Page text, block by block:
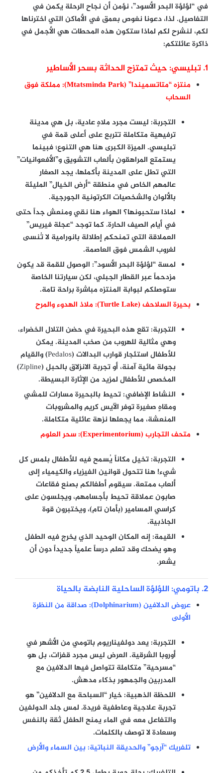
في “لؤلؤة البحر الأسود”، نؤمن أن نجاح الرحلة يكمن في
التفاصيل. لذا، دعونا نغوص بعمق في الأماكن التي اخترناها
لكم، لنشرح لكم لماذا ستكون هذه المحطات هي الأجمل في
ذاكرة عائلتكم:
1. تبليسي: حيث تمتزج الحداثة بسحر الأساطير
منتزه “متاتسميندا” (Mtatsminda Park): مملكة فوق
السحاب
التجربة: ليست مجرد ملاهٍ عادية، بل هي مدينة
ترفيهية متكاملة تتربع على أعلى قمة في
تبليسي. الميزة الكبرى هنا هي التنوع؛ فبينما
يستمتع المراهقون بألعاب التشويق و”الأفعوانيات”
التي تطل على المدينة بأكملها، يجد الصغار
عالمهم الخاص في منطقة “أرض الخيال” المليئة
بالألوان والشخصيات الكرتونية الجورجية.
لماذا ستحبونها؟ الهواء هنا نقي ومنعش جداً حتى
في أيام الصيف الحارة. كما توجد “عجلة فيريس”
العملاقة التي تمنحكم إطلالة بانورامية لا تُنسى
لغروب الشمس فوق العاصمة.
لمسة “لؤلؤة البحر الأسود”: الوصول للقمة قد يكون
مزدحماً عبر القطار الجبلي، لكن سيارتنا الخاصة
ستوصلكم لبوابة المنتزه مباشرة براحة تامة.
بحيرة السلاحف (Turtle Lake): ملاذ الهدوء والمرح
التجربة:تقع هذه البحيرة في حضن التلال الخضراء،
وهي مثالية للهروب من صخب المدينة. يمكن
للأطفال استئجار قوارب البدالات (Pedalos) والقيام
بجولة مائية آمنة، أو تجربة الانزلاق بالحبل (Zipline)
المخصص للأطفال لمزيد من الإثارة البسيطة.
النشاط الإضافي:تحيط بالبحيرة مسارات للمشي
ومقاهٍ صغيرة توفر الآيس كريم والمشروبات
المنعشة، مما يجعلها نزهة عائلية متكاملة.
متحف التجارب (Experimentorium): سحر العلوم
التجربة:تخيل مكاناً يُسمح فيه للأطفال بلمس كل
شيء! هنا تتحول قوانين الفيزياء والكيمياء إلى
ألعاب ممتعة. سيقوم أطفالكم بصنع فقاعات
صابون عملاقة تحيط بأجسامهم، ويجلسون على
كراسي المسامير (بأمان تام)، ويختبرون قوة
الجاذبية.
القيمة:إنه المكان الوحيد الذي يخرج فيه الطفل
وهو يضحك وقد تعلم درساً علمياً جديداً دون أن
يشعر.
2. باتومي: اللؤلؤة الساحلية النابضة بالحياة
عروض الدلافين (Dolphinarium): صداقة من النظرة
الأولى
التجربة:يعد دولفيناريوم باتومي من الأشهر في
أوروبا الشرقية. العرض ليس مجرد قفزات، بل هو
“مسرحية” متكاملة تتواصل فيها الدلافين مع
المدربين والجمهور بذكاء مدهش.
اللحظة الذهبية:خيار “السباحة مع الدلافين” هو
تجربة علاجية وعاطفية فريدة. لمس جلد الدولفين
والتفاعل معه في الماء يمنح الطفل ثقة بالنفس
وسعادة لا توصف بالكلمات.
تلفريك “آرجو” والحديقة النباتية: بين السماء والأرض